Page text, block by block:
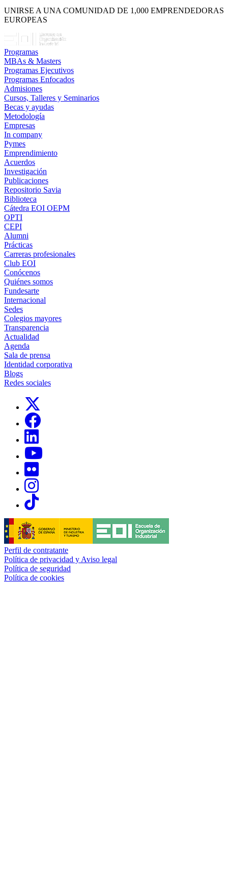
UNIRSE A UNA COMUNIDAD DE 1,000 EMPRENDEDORAS
EUROPEAS
Programas
MBAs & Masters
Programas Ejecutivos
Programas Enfocados
Admisiones
Cursos, Talleres y Seminarios
Becas y ayudas
Metodología
Empresas
In company
Pymes
Emprendimiento
Acuerdos
Investigación
Publicaciones
Repositorio Savia
Biblioteca
Cátedra EOI OEPM
OPTI
CEPI
Alumni
Prácticas
Carreras profesionales
Club EOI
Conócenos
Quiénes somos
Fundesarte
Internacional
Sedes
Colegios mayores
Transparencia
Actualidad
Agenda
Sala de prensa
Identidad corporativa
Blogs
Redes sociales
Links, Opens in this window
Links, Opens in this window
Links, Opens in this window
Links, Opens in this window
Links, Opens in this window
Perfil de contratante
Política de privacidad y Aviso legal
Política de seguridad
Política de cookies